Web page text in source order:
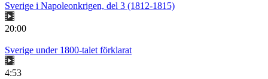
Sverige i Napoleonkrigen, del 3 (1812-1815)
20:00
Sverige under 1800-talet förklarat
4:53